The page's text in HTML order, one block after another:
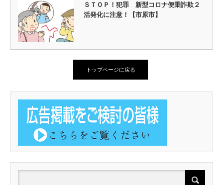
ＳＴＯＰ！犯罪 新型コロナ便乗詐欺２
活発化に注意！【市原市】
トップページに戻る